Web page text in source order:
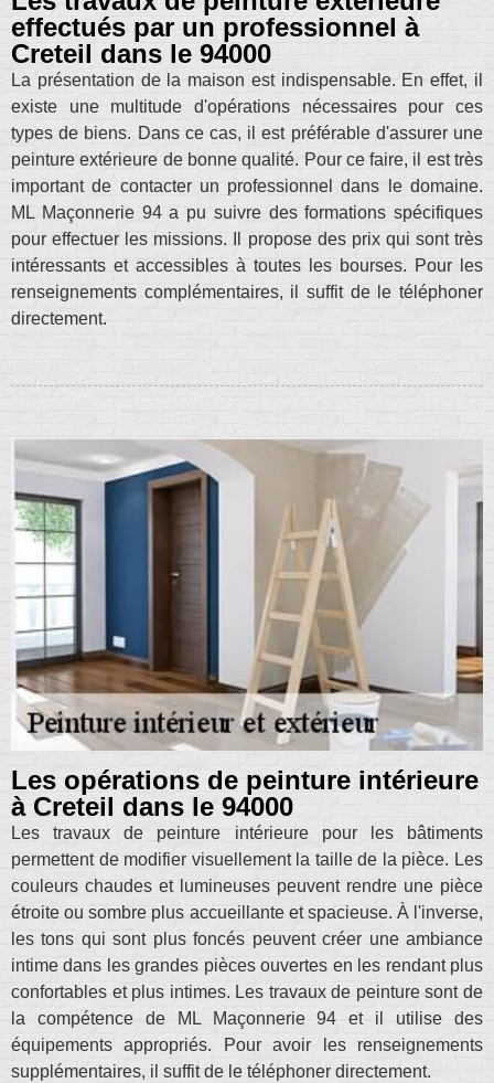
effectués par un professionnel à
Creteil dans le 94000
La présentation de la maison est indispensable. En effet, il
existe une multitude d'opérations nécessaires pour ces
types de biens. Dans ce cas, il est préférable d'assurer une
peinture extérieure de bonne qualité. Pour ce faire, il est très
important de contacter un professionnel dans le domaine.
ML Maçonnerie 94 a pu suivre des formations spécifiques
pour effectuer les missions. Il propose des prix qui sont très
intéressants et accessibles à toutes les bourses. Pour les
renseignements complémentaires, il suffit de le téléphoner
directement.
Les opérations de peinture intérieure
à Creteil dans le 94000
Les travaux de peinture intérieure pour les bâtiments
permettent de modifier visuellement la taille de la pièce. Les
couleurs chaudes et lumineuses peuvent rendre une pièce
étroite ou sombre plus accueillante et spacieuse. À l'inverse,
les tons qui sont plus foncés peuvent créer une ambiance
intime dans les grandes pièces ouvertes en les rendant plus
confortables et plus intimes. Les travaux de peinture sont de
la compétence de ML Maçonnerie 94 et il utilise des
équipements appropriés. Pour avoir les renseignements
supplémentaires, il suffit de le téléphoner directement.